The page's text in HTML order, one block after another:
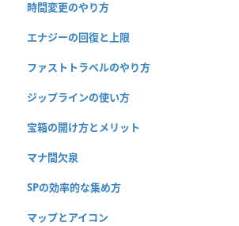
時間変更のやり方
エナジーの回復と上限
ファストトラベルのやり方
ジップラインの使い方
宝箱の開け方とメリット
マナ間欠泉
SPの効率的な集め方
マップとアイコン